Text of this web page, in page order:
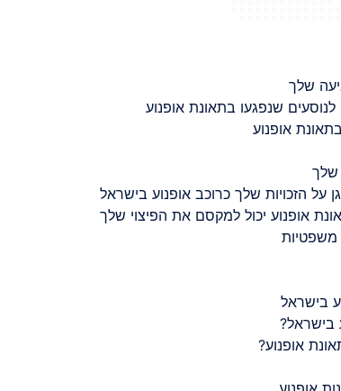
שלך
שנפגעו בתאונת אופנוע
אופנוע
שלך
על הזכויות שלך כרוכב אופנוע בישראל
אופנוע יכול למקסם את הפיצוי שלך
משפטיות
בישראל
בישראל?
אופנוע?